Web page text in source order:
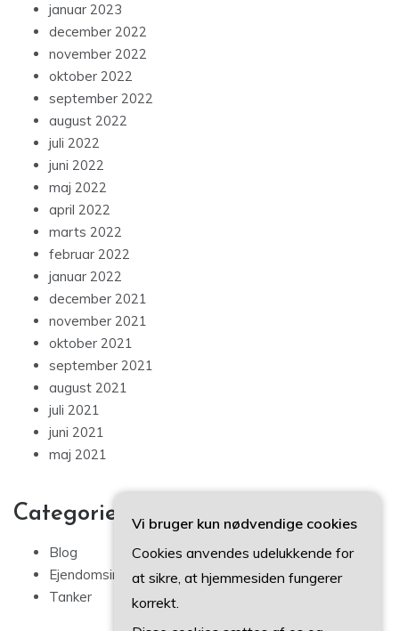
januar 2023
december 2022
november 2022
oktober 2022
september 2022
august 2022
juli 2022
juni 2022
maj 2022
april 2022
marts 2022
februar 2022
januar 2022
december 2021
november 2021
oktober 2021
september 2021
august 2021
juli 2021
juni 2021
maj 2021
Categories
Blog
Ejendomsinvestering
Tanker
Vi bruger kun nødvendige cookies
Cookies anvendes udelukkende for
at sikre, at hjemmesiden fungerer
korrekt.